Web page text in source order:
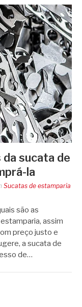
da sucata de
la
Sucatas de estamparia
são as
assim
preço justo e
a sucata de
de…